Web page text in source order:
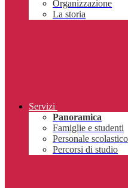
Organizzazione
La storia
Servizi
Panoramica
Famiglie e studenti
Personale scolastico
Percorsi di studio